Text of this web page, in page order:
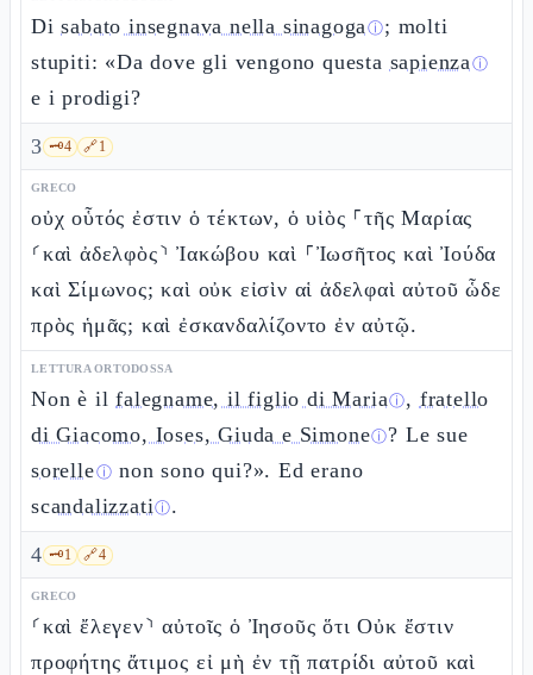
Disabato insegnava nella sinagogaⓘ; molti
stupiti: «Da dove gli vengono questa sapienzaⓘ
e i prodigi?
3 🗝️4 🔗1
GRECO
οὐχ οὗτός ἐστιν ὁ τέκτων, ὁ υἱὸς ⸀τῆς Μαρίας
⸂καὶ ἀδελφὸς⸃ Ἰακώβου καὶ ⸀Ἰωσῆτος καὶ Ἰούδα
καὶ Σίμωνος; καὶ οὐκ εἰσὶν αἱ ἀδελφαὶ αὐτοῦ ὧδε
πρὸς ἡμᾶς; καὶ ἐσκανδαλίζοντο ἐν αὐτῷ.
LETTURA ORTODOSSA
Non è ilfalegname, il figlio di Mariaⓘ, fratello
di Giacomo, Ioses, Giuda e Simoneⓘ? Le sue
sorelleⓘ non sono qui?». Ed erano
scandalizzatiⓘ.
4 🗝️1 🔗4
GRECO
⸂καὶ ἔλεγεν⸃ αὐτοῖς ὁ Ἰησοῦς ὅτι Οὐκ ἔστιν
προφήτης ἄτιμος εἰ μὴ ἐν τῇ πατρίδι αὐτοῦ καὶ